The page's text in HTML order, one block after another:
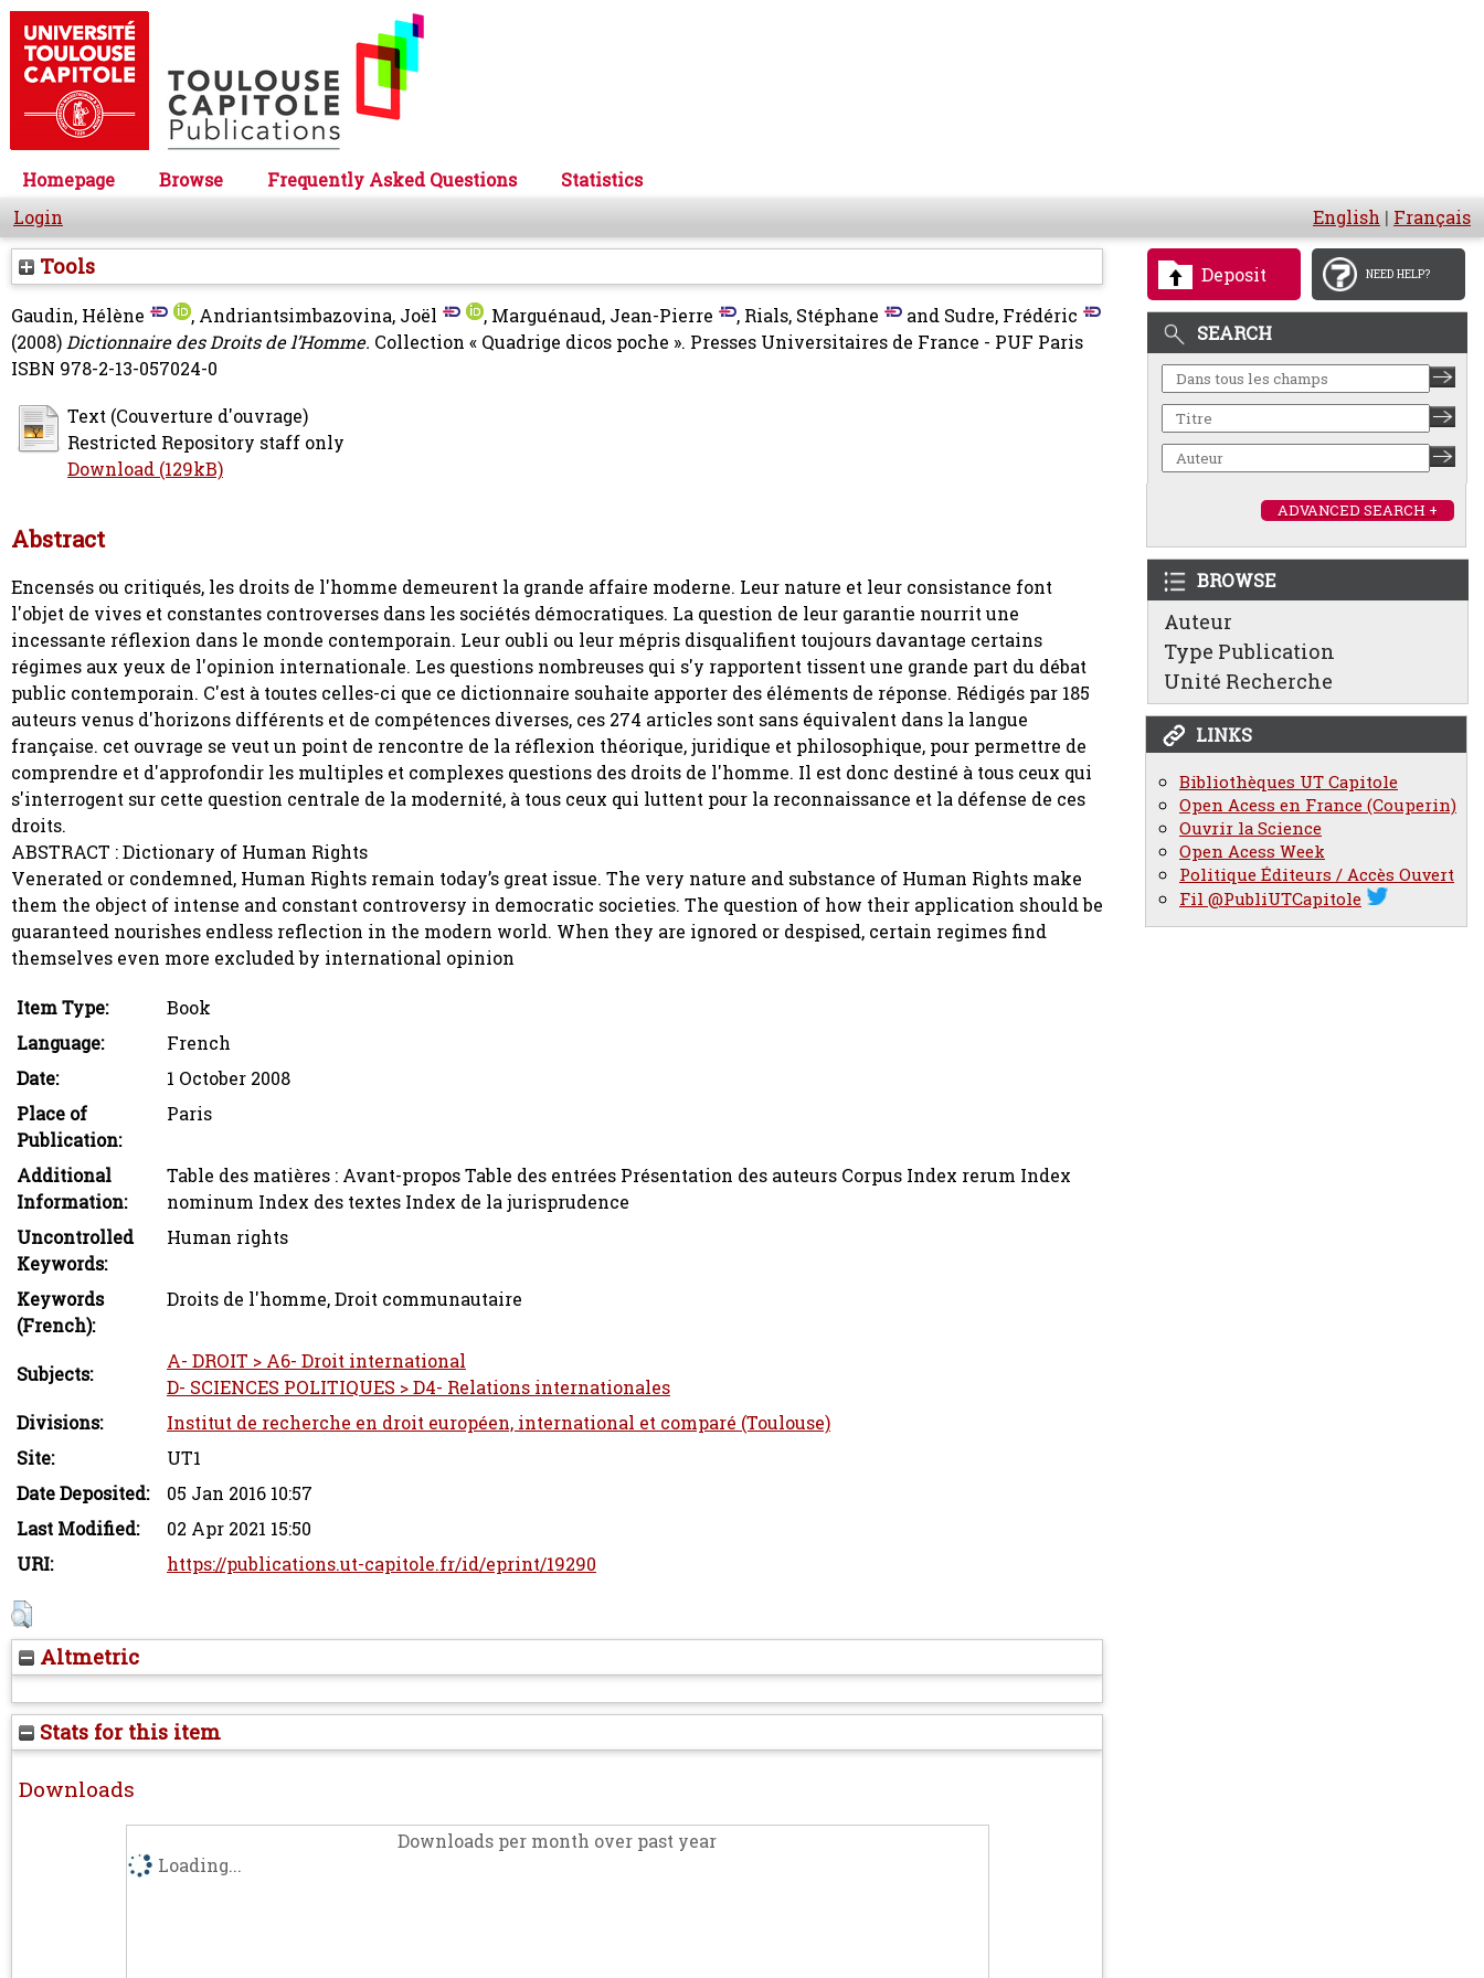
Homepage Browse Frequently Asked Questions
Statistics
Login
English | Français
Deposit NEED HELP?
SEARCH
ADVANCED SEARCH +
BROWSE
Auteur
Type Publication
Unité Recherche
LINKS
Bibliothèques UT Capitole
Open Acess en France (Couperin)
Ouvrir la Science
Open Acess Week
Politique Éditeurs / Accès Ouvert
Fil @PubliUTCapitole
Tools
Gaudin, Hélène , Andriantsimbazovina, Joël , Marguénaud, Jean-Pierre , Rials, Stéphane and Sudre, Frédéric
(2008)Dictionnaire des Droits de l’Homme. Collection « Quadrige dicos poche ». Presses Universitaires de France - PUF Paris
ISBN 978-2-13-057024-0
Text (Couverture d'ouvrage)
Restricted Repository staff only
Download (129kB)
Abstract
Encensés ou critiqués, les droits de l'homme demeurent la grande affaire moderne. Leur nature et leur consistance font
l'objet de vives et constantes controverses dans les sociétés démocratiques. La question de leur garantie nourrit une
incessante réflexion dans le monde contemporain. Leur oubli ou leur mépris disqualifient toujours davantage certains
régimes aux yeux de l'opinion internationale. Les questions nombreuses qui s'y rapportent tissent une grande part du débat
public contemporain. C'est à toutes celles-ci que ce dictionnaire souhaite apporter des éléments de réponse. Rédigés par 185
auteurs venus d'horizons différents et de compétences diverses, ces 274 articles sont sans équivalent dans la langue
française. cet ouvrage se veut un point de rencontre de la réflexion théorique, juridique et philosophique, pour permettre de
comprendre et d'approfondir les multiples et complexes questions des droits de l'homme. Il est donc destiné à tous ceux qui
s'interrogent sur cette question centrale de la modernité, à tous ceux qui luttent pour la reconnaissance et la défense de ces
droits.
ABSTRACT : Dictionary of Human Rights
Venerated or condemned, Human Rights remain today’s great issue. The very nature and substance of Human Rights make
them the object of intense and constant controversy in democratic societies. The question of how their application should be
guaranteed nourishes endless reflection in the modern world. When they are ignored or despised, certain regimes find
themselves even more excluded by international opinion
Item Type:
Book
Language:
French
Date:
1 October 2008
Place of
Publication:
Paris
Additional
Information:
Table des matières : Avant-propos Table des entrées Présentation des auteurs Corpus Index rerum Index
nominum Index des textes Index de la jurisprudence
Uncontrolled
Keywords:
Human rights
Keywords
(French):
Droits de l'homme, Droit communautaire
Subjects:
A- DROIT > A6- Droit international
D- SCIENCES POLITIQUES > D4- Relations internationales
Divisions:
Institut de recherche en droit européen, international et comparé (Toulouse)
Site:
UT1
Date Deposited:
05 Jan 2016 10:57
Last Modified:
02 Apr 2021 15:50
URI:
https://publications.ut-capitole.fr/id/eprint/19290
Altmetric
Stats for this item
Downloads
Downloads per month over past year
Loading...